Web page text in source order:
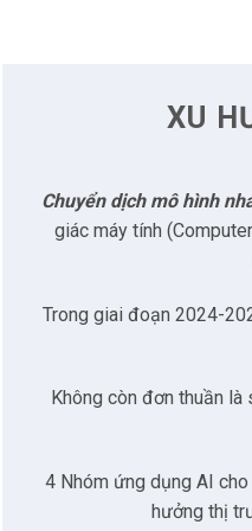
2.4 Denti.AI: Tự động
Diagnocat:
Velmeni (V4D):
Orca Dental AI
2.8 Tổ hợp phần
Dexis (DTX
XU
Chuyển dịch mô hình
giác máy tính
Trong giai đoạn 2024-
Không còn đơn thuần
4 Nhóm ứng dụng AI
hưởng thị